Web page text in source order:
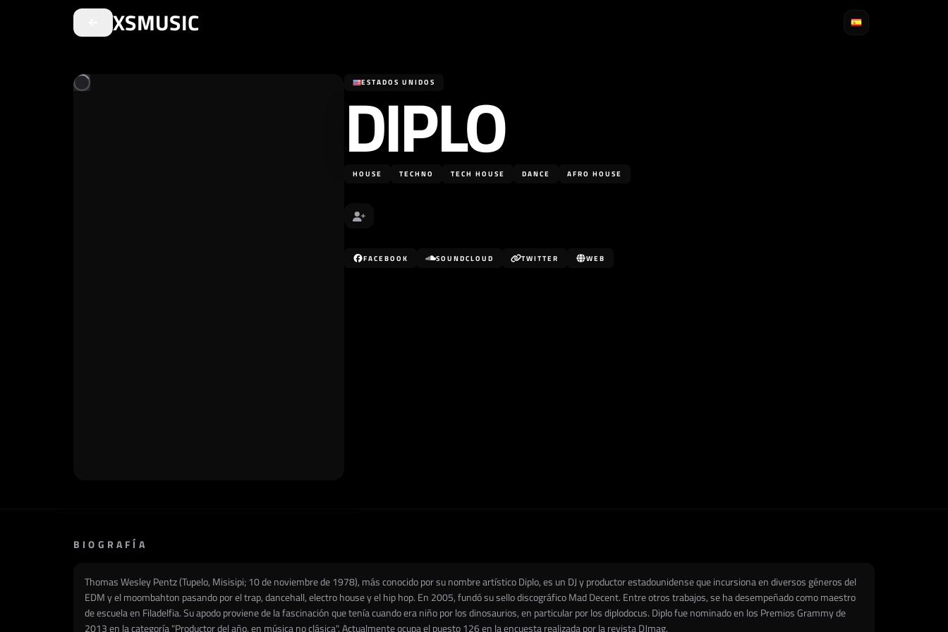
XSMUSIC
ESTADOS UNIDOS
DIPLO
HOUSE TECHNO TECH HOUSE DANCE AFRO HOUSE
FACEBOOK SOUNDCLOUD TWITTER WEB
BIOGRAFÍA
Thomas Wesley Pentz (Tupelo, Misisipi; 10 de noviembre de 1978), más conocido por su nombre artístico Diplo, es un DJ y productor estadounidense que incursiona en diversos géneros del
EDM y el moombahton pasando por el trap, dancehall, electro house y el hip hop. En 2005, fundó su sello discográfico Mad Decent. Entre otros trabajos, se ha desempeñado como maestro
de escuela en Filadelfia. Su apodo proviene de la fascinación que tenía cuando era niño por los dinosaurios, en particular por los diplodocus.​ Diplo fue nominado en los Premios Grammy de
2013 en la categoría "Productor del año, en música no clásica".​ Actualmente ocupa el puesto 126 en la encuesta realizada por la revista DJmag.​